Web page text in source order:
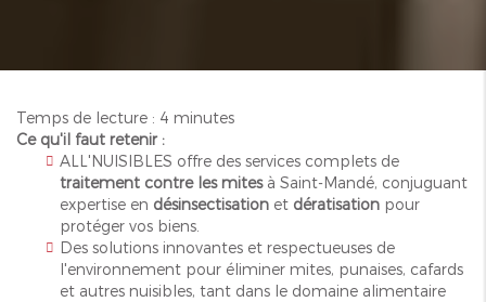
Temps de lecture : 4 minutes
Ce qu'il faut retenir :
ALL'NUISIBLES offre des services complets de
traitement contre les mitesà Saint-Mandé, conjuguant
expertise en désinsectisation et dératisation pour
protéger vos biens.
Des solutions innovantes et respectueuses de
l'environnement pour éliminer mites, punaises, cafards
et autres nuisibles, tant dans le domaine alimentaire